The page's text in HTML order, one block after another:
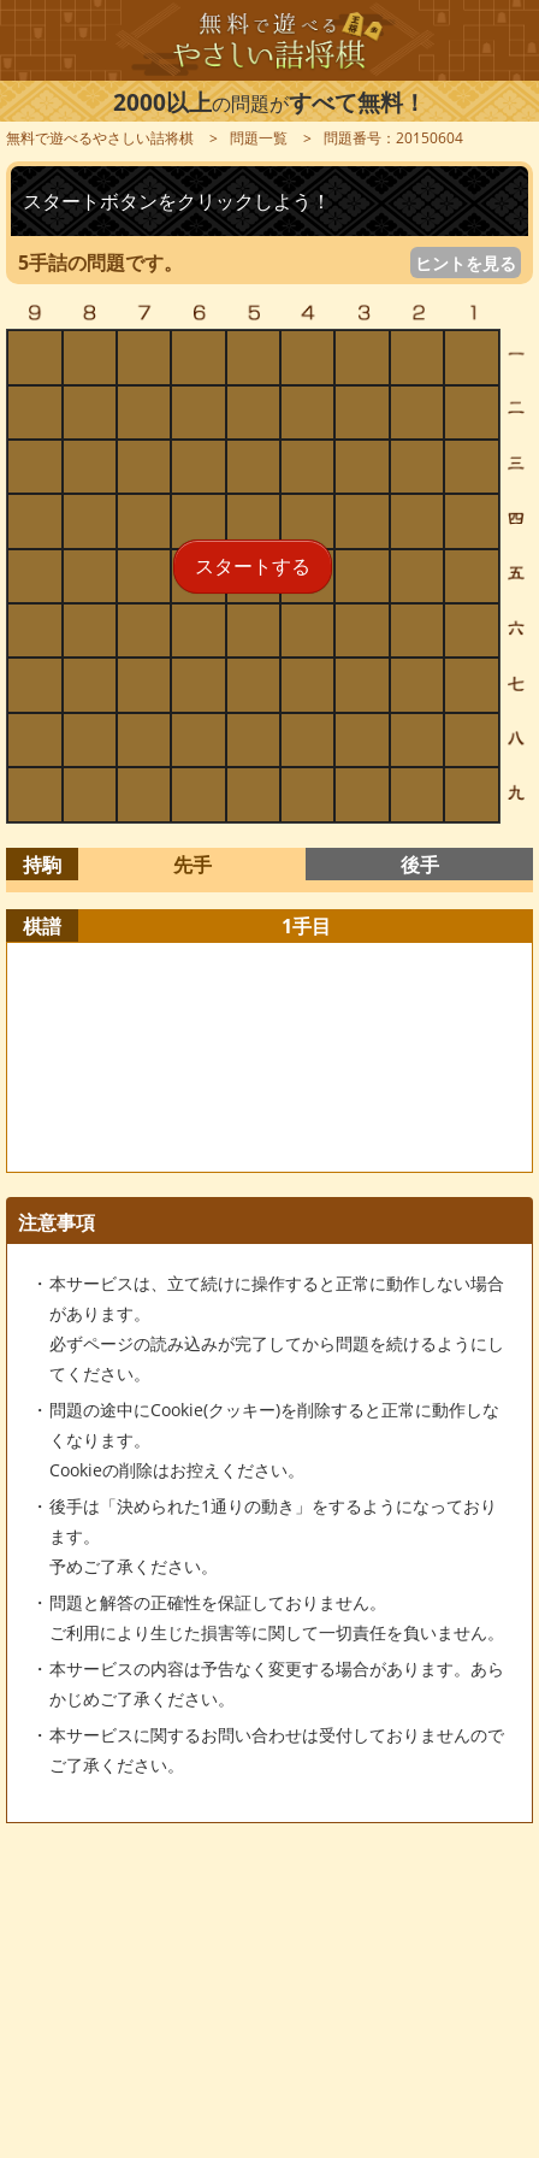
2000以上の問題がすべて無料！
無料で遊べるやさしい詰将棋 問題一覧 問題番号：20150604
スタートボタンをクリックしよう！
5手詰の問題です。 ヒントを見る
スタートする
持駒 先手 後手
棋譜 1手目
注意事項
本サービスは、立て続けに操作すると正常に動作しない場合
があります。
必ずページの読み込みが完了してから問題を続けるようにし
てください。
問題の途中にCookie(クッキー)を削除すると正常に動作しな
くなります。
Cookieの削除はお控えください。
後手は「決められた1通りの動き」をするようになっており
ます。
予めご了承ください。
問題と解答の正確性を保証しておりません。
ご利用により生じた損害等に関して一切責任を負いません。
本サービスの内容は予告なく変更する場合があります。あら
かじめご了承ください。
本サービスに関するお問い合わせは受付しておりませんので
ご了承ください。